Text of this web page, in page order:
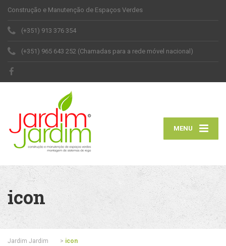
Construção e Manutenção de Espaços Verdes
(+351) 913 376 354
(+351) 965 643 252 (Chamadas para a rede móvel nacional)
MENU
icon
Jardim Jardim > icon